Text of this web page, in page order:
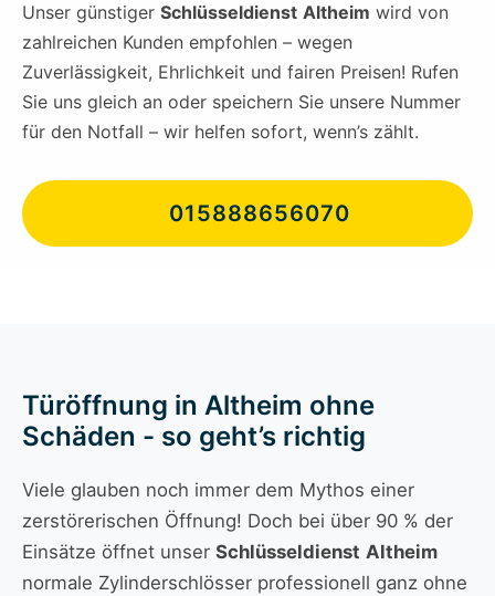
Unser günstiger Schlüsseldienst Altheim wird von
zahlreichen Kunden empfohlen – wegen
Zuverlässigkeit, Ehrlichkeit und fairen Preisen! Rufen
Sie uns gleich an oder speichern Sie unsere Nummer
für den Notfall – wir helfen sofort, wenn’s zählt.
015888656070
Türöffnung in Altheim ohne
Schäden - so geht’s richtig
Viele glauben noch immer dem Mythos einer
zerstörerischen Öffnung! Doch bei über 90 % der
Einsätze öffnet unser Schlüsseldienst Altheim
normale Zylinderschlösser professionell ganz ohne